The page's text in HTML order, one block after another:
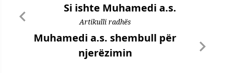
Si ishte Muhamedi a.s.
Artikulli radhës
Muhamedi a.s. shembull për
njerëzimin